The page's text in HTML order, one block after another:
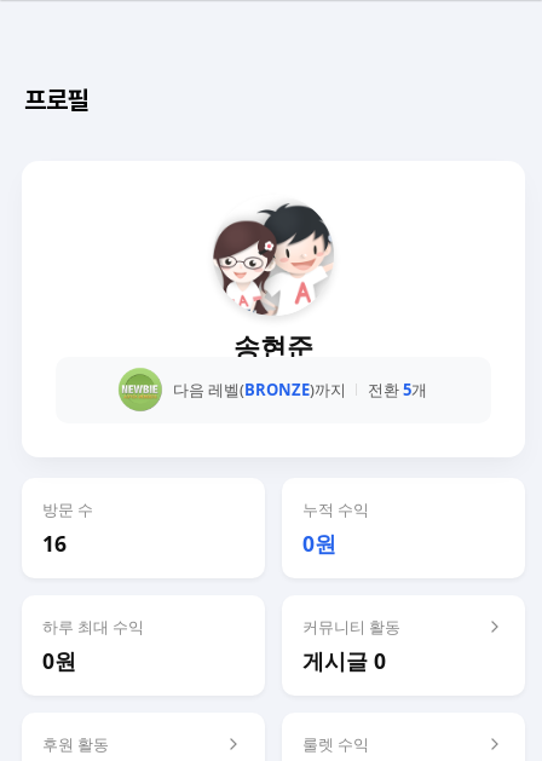
프로필
송현준
다음 레벨(BRONZE)까지 전환5개
방문 수
16
누적 수익
0원
하루 최대 수익
0원
커뮤니티 활동
게시글 0
후원 활동 룰렛 수익